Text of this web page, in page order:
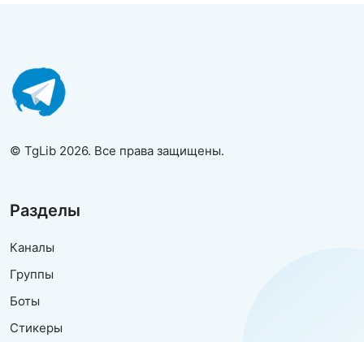
© TgLib 2026. Все права защищены.
Разделы
Каналы
Группы
Боты
Стикеры